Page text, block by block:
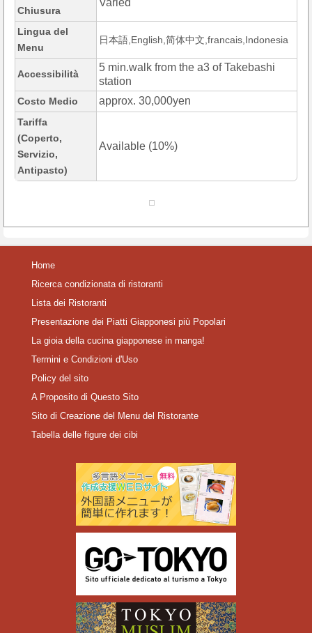
Chiusura
Varied
Lingua del
Menu
日本語,English,简体中文,francais,Indonesia
Accessibilità
5 min.walk from the a3 of Takebashi
station
Costo Medio approx. 30,000yen
Tariffa
(Coperto,
Servizio,
Antipasto)
Available (10%)
Home
Ricerca condizionata di ristoranti
Lista dei Ristoranti
Presentazione dei Piatti Giapponesi più Popolari
La gioia della cucina giapponese in manga!
Termini e Condizioni d'Uso
Policy del sito
A Proposito di Questo Sito
Sito di Creazione del Menu del Ristorante
Tabella delle figure dei cibi